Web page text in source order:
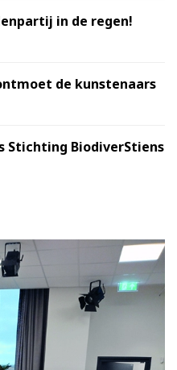
in de regen!
de kunstenaars
Stichting BiodiverStiens